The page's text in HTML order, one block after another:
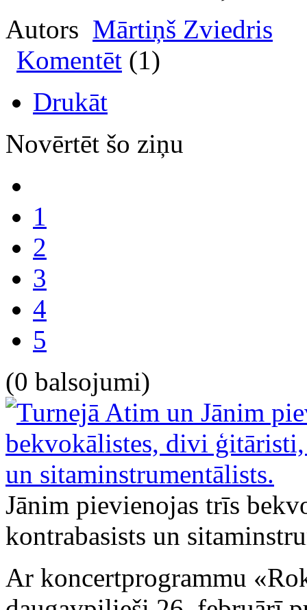
Autors Mārtiņš Zviedris
Komentēt (1)
Drukāt
Novērtēt šo ziņu
1
2
3
4
5
(0 balsojumi)
Jānim pievienojas trīs
kontrabasists un
Ar koncertprogrammu